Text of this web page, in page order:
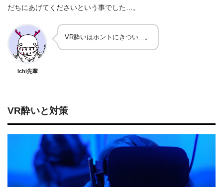
だちにあげてくださいという事でした…。
Ichi先輩
VR酔いはホントにきつい…。
VR酔いと対策